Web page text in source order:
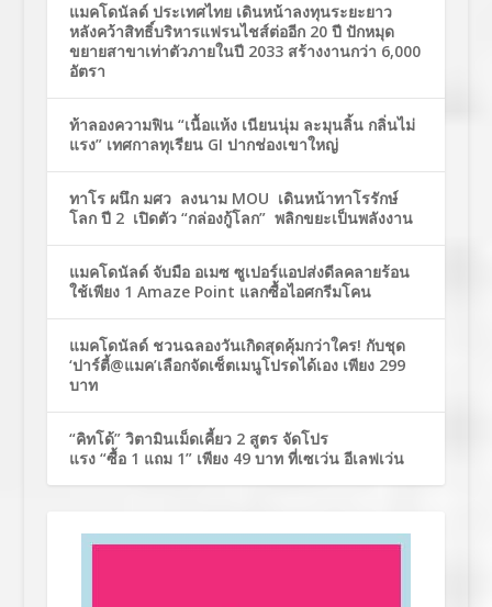
แมคโดนัลด์ ประเทศไทย เดินหน้าลงทุนระยะยาว
หลังคว้าสิทธิ์บริหารแฟรนไชส์ต่ออีก 20 ปี ปักหมุด
ขยายสาขาเท่าตัวภายในปี 2033 สร้างงานกว่า 6,000
อัตรา
ท้าลองความฟิน “เนื้อแห้ง เนียนนุ่ม ละมุนลิ้น กลิ่นไม่
แรง” เทศกาลทุเรียน GI ปากช่องเขาใหญ่
ทาโร ผนึก มศว ลงนาม MOU เดินหน้าทาโรรักษ์
โลก ปี 2 เปิดตัว “กล่องกู้โลก” พลิกขยะเป็นพลังงาน
แมคโดนัลด์ จับมือ อเมซ ซูเปอร์แอปส่งดีลคลายร้อน
ใช้เพียง 1 Amaze Point แลกซื้อไอศกรีมโคน
แมคโดนัลด์ ชวนฉลองวันเกิดสุดคุ้มกว่าใคร! กับชุด
‘ปาร์ตี้@แมค’เลือกจัดเซ็ตเมนูโปรดได้เอง เพียง 299
บาท
“คิทโด้” วิตามินเม็ดเคี้ยว 2 สูตร จัดโปร
แรง “ซื้อ 1 แถม 1” เพียง 49 บาท ที่เซเว่น อีเลฟเว่น